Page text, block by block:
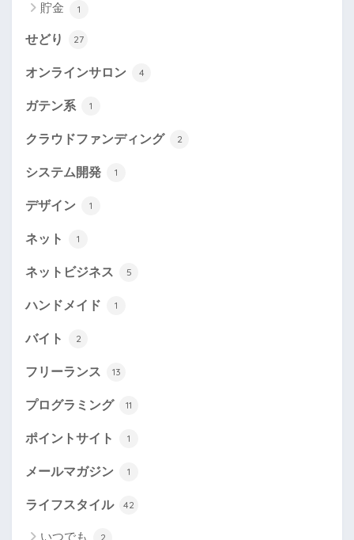
貯金 1
せどり 27
オンラインサロン 4
ガテン系 1
クラウドファンディング 2
システム開発 1
デザイン 1
ネット 1
ネットビジネス 5
ハンドメイド 1
バイト 2
フリーランス 13
プログラミング 11
ポイントサイト 1
メールマガジン 1
ライフスタイル 42
いつでも 2